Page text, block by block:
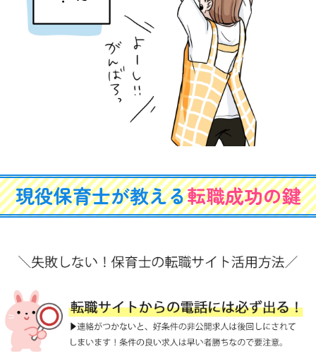
現役保育士が教える転職成功の鍵